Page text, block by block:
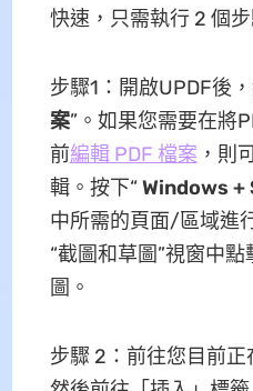
快速，只需執行 2 個步
步驟1：開啟UPDF後
案”。如果您需要在將
前編輯 PDF 檔案 ，則
輯。按下“ Windows +
中所需的頁面/區域進
“截圖和草圖”視窗中點
圖。
步驟 2：前往您目前正